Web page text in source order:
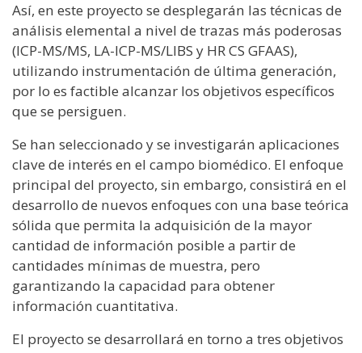
Así, en este proyecto se desplegarán las técnicas de
análisis elemental a nivel de trazas más poderosas
(ICP-MS/MS, LA-ICP-MS/LIBS y HR CS GFAAS),
utilizando instrumentación de última generación,
por lo es factible alcanzar los objetivos específicos
que se persiguen.
Se han seleccionado y se investigarán aplicaciones
clave de interés en el campo biomédico. El enfoque
principal del proyecto, sin embargo, consistirá en el
desarrollo de nuevos enfoques con una base teórica
sólida que permita la adquisición de la mayor
cantidad de información posible a partir de
cantidades mínimas de muestra, pero
garantizando la capacidad para obtener
información cuantitativa.
El proyecto se desarrollará en torno a tres objetivos